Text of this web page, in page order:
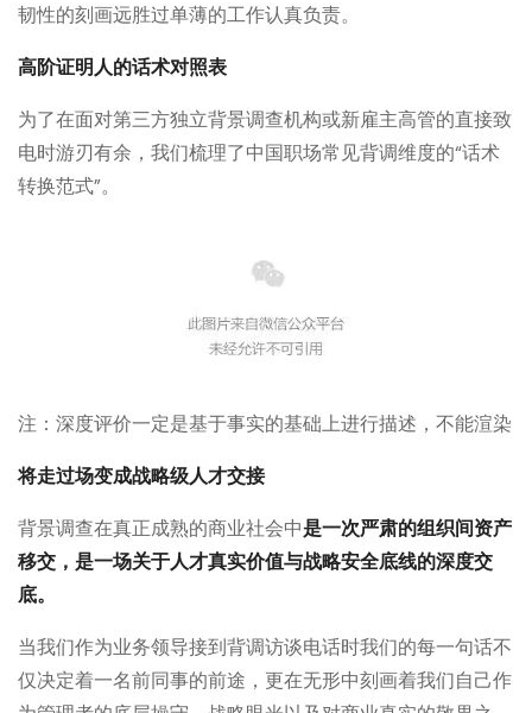
韧性的刻画远胜过单薄的工作认真负责。
高阶证明人的话术对照表
为了在面对第三方独立背景调查机构或新雇主高管的直接致
电时游刃有余，我们梳理了中国职场常见背调维度的“话术
转换范式”。
注：深度评价一定是基于事实的基础上进行描述，不能渲染
将走过场变成战略级人才交接
背景调查在真正成熟的商业社会中是一次严肃的组织间资产
移交，是一场关于人才真实价值与战略安全底线的深度交
底。
当我们作为业务领导接到背调访谈电话时我们的每一句话不
仅决定着一名前同事的前途，更在无形中刻画着我们自己作